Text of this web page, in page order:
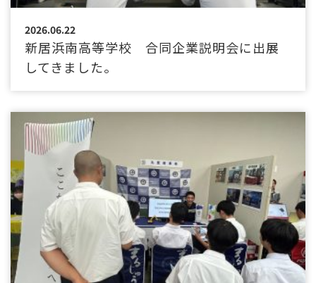
2026.06.22
新居浜南高等学校 合同企業説明会に出展
してきました。